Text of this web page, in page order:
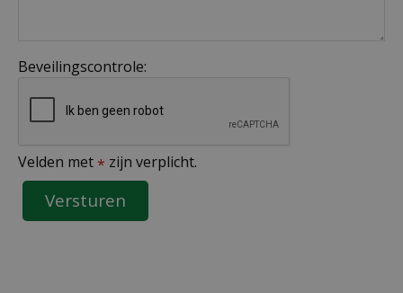
Beveilingscontrole:
Velden met * zijn verplicht.